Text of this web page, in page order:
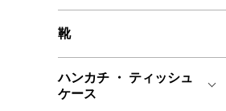
靴
ハンカチ ・ ティッシュ
ケース